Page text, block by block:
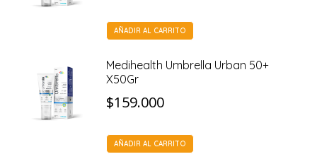
AÑADIR AL CARRITO
Medihealth Umbrella Urban 50+
X50Gr
$159.000
AÑADIR AL CARRITO